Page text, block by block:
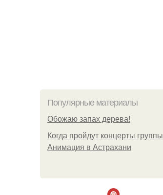
Популярные материалы
Обожaю зaпах деpева!
Когда пройдут концерты группы
Анимация в Астрахани